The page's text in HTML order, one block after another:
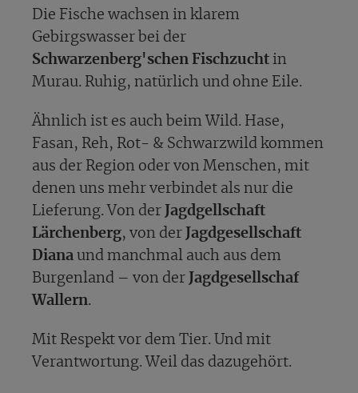
Die Fische wachsen in klarem
Gebirgswasser bei der
Schwarzenberg'schen Fischzucht in
Murau. Ruhig, natürlich und ohne Eile.
Ähnlich ist es auch beim Wild. Hase,
Fasan, Reh, Rot- & Schwarzwild kommen
aus der Region oder von Menschen, mit
denen uns mehr verbindet als nur die
Lieferung. Von der Jagdgellschaft
Lärchenberg, von der Jagdgesellschaft
Diana und manchmal auch aus dem
Burgenland – von der Jagdgesellschaf
Wallern.
Mit Respekt vor dem Tier. Und mit
Verantwortung. Weil das dazugehört.